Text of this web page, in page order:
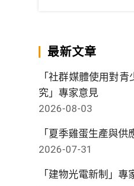
最新文章
「社群媒體使用對
究」專家意見
2026-08-03
「夏季雞蛋生產與供
2026-07-31
「建物光電新制」專